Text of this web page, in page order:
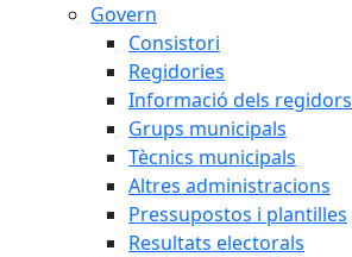
Govern
Consistori
Regidories
Informació dels regidors
Grups municipals
Tècnics municipals
Altres administracions
Pressupostos i plantilles
Resultats electorals